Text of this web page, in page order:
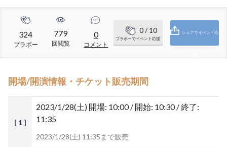
324
ブラボー
779
回閲覧
0
コメント
0/ 10
ブラボーでイベント応援
シェアでイベント応
開場/開演情報・チケット販売期間
[ 1 ]
2023/1/28(土) 開場: 10:00 / 開始: 10:30 / 終了:
11:35
2023/1/28(土) 11:35まで販売